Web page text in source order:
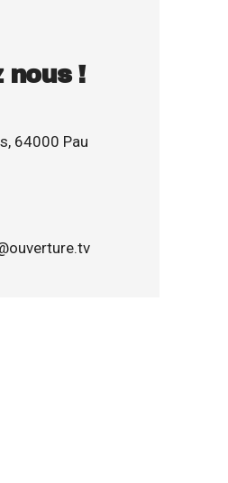
nous !
64000 Pau